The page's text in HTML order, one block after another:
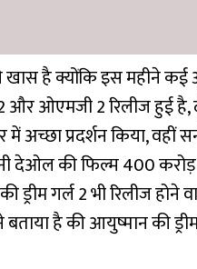
खास है क्योंकि इस महीने
और ओएमजी 2 रिलीज हुई है,
में अच्छा प्रदर्शन किया,
देओल की फिल्म 400
गर्ल 2 भी रिलीज होने
है की आयुष्मान की